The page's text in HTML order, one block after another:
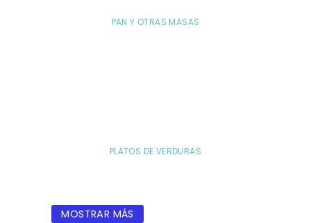
PAN Y OTRAS MASAS
PLATOS DE VERDURAS
MOSTRAR MÁS